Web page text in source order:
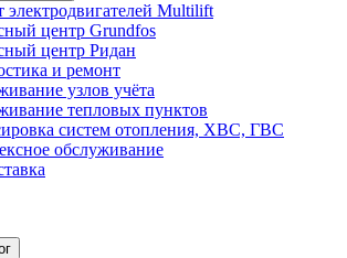
электродвигателей Multilift
центр Grundfos
центр Ридан
и ремонт
узлов учёта
тепловых пунктов
систем отопления, ХВС, ГВС
обслуживание